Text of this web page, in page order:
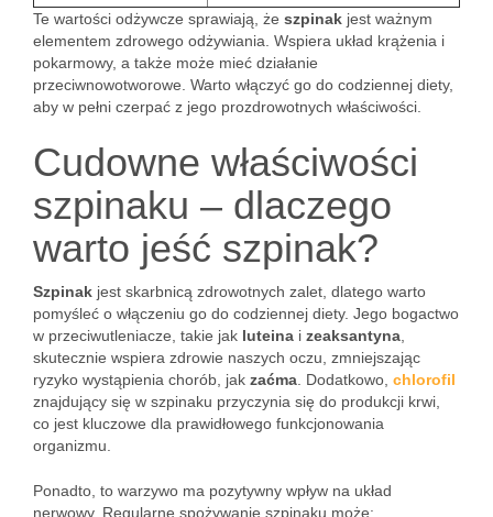
Te wartości odżywcze sprawiają, że szpinak jest ważnym
elementem zdrowego odżywiania. Wspiera układ krążenia i
pokarmowy, a także może mieć działanie
przeciwnowotworowe. Warto włączyć go do codziennej diety,
aby w pełni czerpać z jego prozdrowotnych właściwości.
Cudowne właściwości
szpinaku – dlaczego
warto jeść szpinak?
Szpinak jest skarbnicą zdrowotnych zalet, dlatego warto
pomyśleć o włączeniu go do codziennej diety. Jego bogactwo
w przeciwutleniacze, takie jak luteina i zeaksantyna
skutecznie wspiera zdrowie naszych oczu, zmniejszając
ryzyko wystąpienia chorób, jak zaćma . Dodatkowo, chlorofil
znajdujący się w szpinaku przyczynia się do produkcji krwi,
co jest kluczowe dla prawidłowego funkcjonowania
organizmu.
Ponadto, to warzywo ma pozytywny wpływ na układ
nerwowy. Regularne spożywanie szpinaku może: